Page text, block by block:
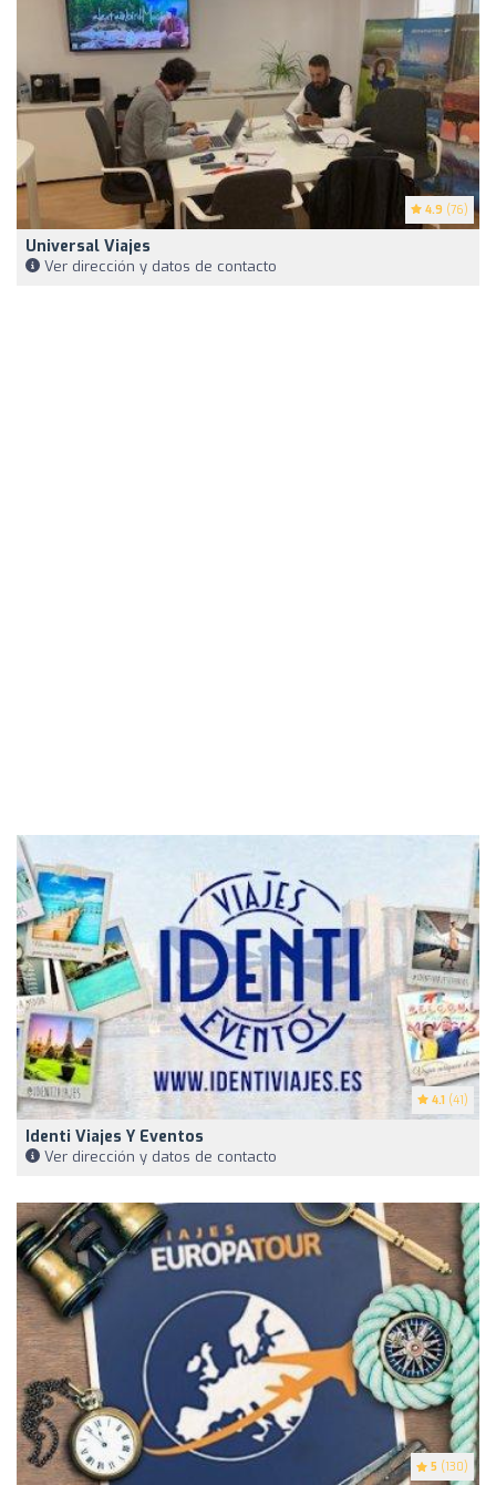
4.9 (76)
Universal Viajes
Ver dirección y datos de contacto
4.1 (41)
Identi Viajes Y Eventos
Ver dirección y datos de contacto
5 (130)